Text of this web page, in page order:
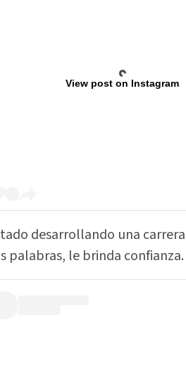
View post on Instagram
desarrollando una
palabras, le brinda confianza.